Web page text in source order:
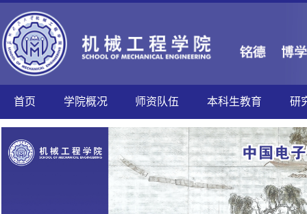
首页 学院概况 师资队伍 本科生教育 研